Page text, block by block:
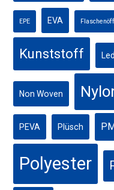
EPE EVA
Kunststoff
Non Woven
PEVA Plüsch
Polyester